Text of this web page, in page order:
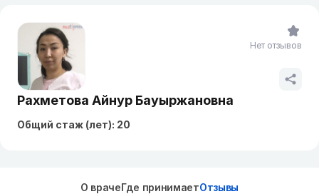
Рахметова Айнур Бауыржановна
Общий стаж (лет): 20
Нет отзывов
О врачеГде принимаетОтзывы